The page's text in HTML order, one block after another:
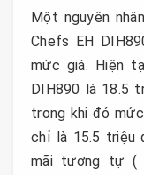
Một nguyên
Chefs EH
mức giá. Hiện
DIH890 là 18.5
trong khi đó
chỉ là 15.5 triệu
mãi tương tự (